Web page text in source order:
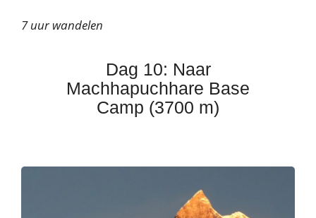
7 uur wandelen
Dag 10: Naar
Machhapuchhare Base
Camp (3700 m)